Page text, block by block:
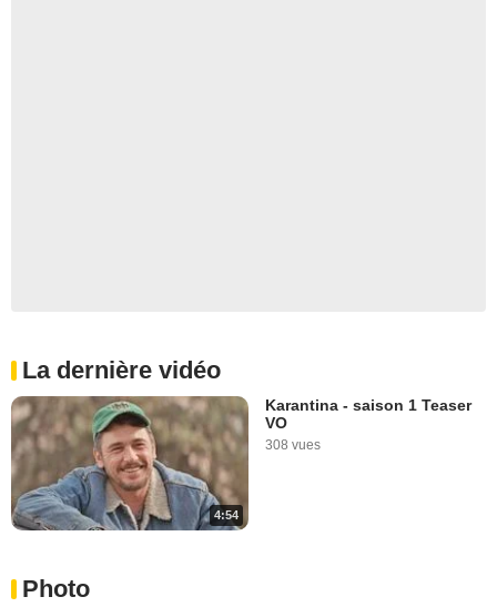
La dernière vidéo
4:54
Karantina - saison 1 Teaser
VO
308 vues
Photo